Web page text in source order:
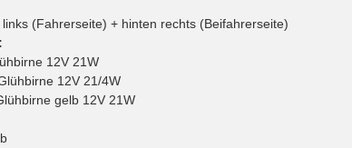
links (Fahrerseite) + hinten rechts (Beifahrerseite)
12V 21W
12V 21/4W
gelb 12V 21W